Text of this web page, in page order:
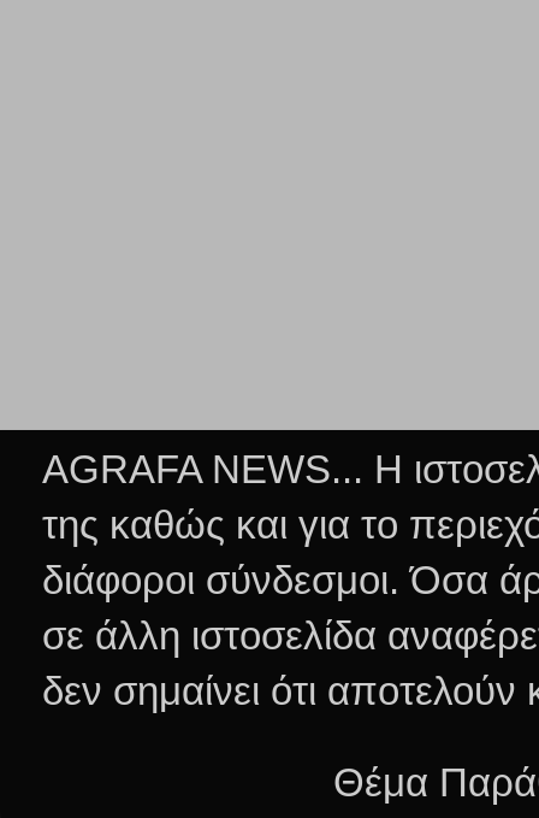
AGRAFA NEWS... Η
της καθώς και για το
διάφοροι σύνδεσμοι.Όσα
σε άλλη ιστοσελίδα
δεν σημαίνει ότι
Θέμα